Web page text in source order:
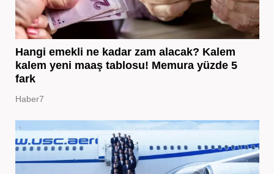
Hangi emekli ne kadar zam alacak? Kalem
kalem yeni maaş tablosu! Memura yüzde 5
fark
Haber7